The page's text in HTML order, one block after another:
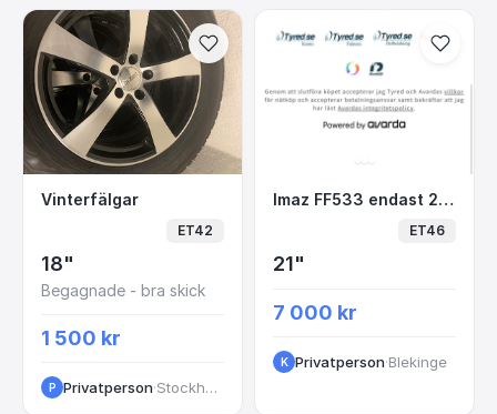
Vinterfälgar
Vinterfälgar
ET42
18"
Begagnade - bra skick
1 500 kr
P Privatperson· Stockholm
Imaz FF533 endast 2
Imaz FF533 endast 2 st!
ET46
21"
7 000 kr
K Privatperson·Blekinge